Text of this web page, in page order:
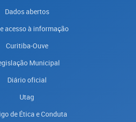
Dados abertos
acesso à informação
Curitiba-Ouve
Municipal
Diário oficial
Utag
de Ética e Conduta